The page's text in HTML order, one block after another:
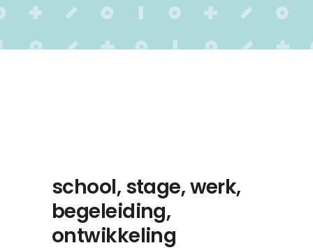
school, stage, werk,
begeleiding,
ontwikkeling